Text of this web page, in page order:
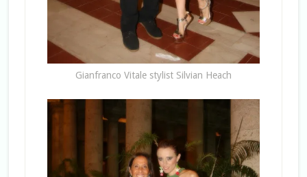
Gianfranco Vitale stylist Silvian Heach